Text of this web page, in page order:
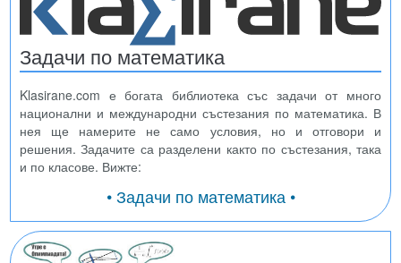
Задачи по математика
Klasirane.com е богата библиотека със задачи от много
национални и международни състезания по математика. В
нея ще намерите не само условия, но и отговори и
решения. Задачите са разделени както по състезания, така
и по класове. Вижте:
• Задачи по математика •